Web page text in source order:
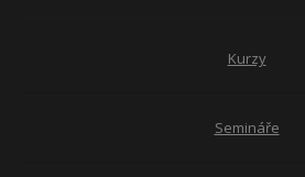
Kurzy
Semináře